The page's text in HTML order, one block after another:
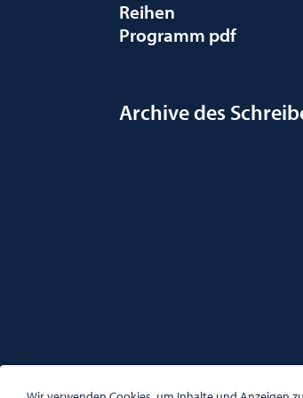
Reihen
Programm pdf
Archive des